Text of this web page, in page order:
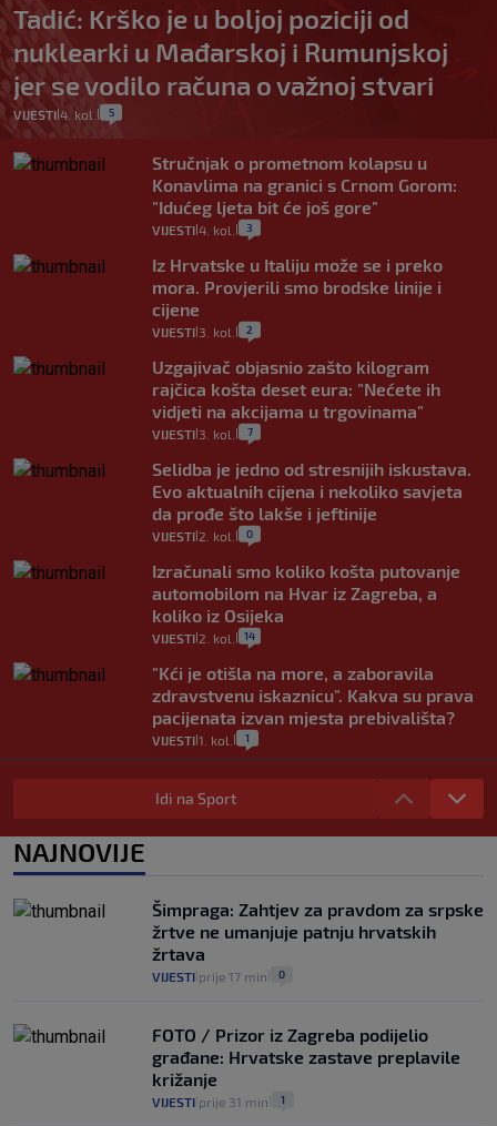
Tadić: Krško je u boljoj poziciji od
nuklearki u Mađarskoj i Rumunjskoj
jer se vodilo računa o važnoj stvari
VIJESTI|4. kol. 5
Stručnjak o prometnom kolapsu u
Konavlima na granici s Crnom Gorom:
"Idućeg ljeta bit će još gore"
VIJESTI 4. kol. 3
Iz Hrvatske u Italiju može se i preko
mora. Provjerili smo brodske linije i
cijene
VIJESTI 3. kol. 2
Uzgajivač objasnio zašto kilogram
rajčica košta deset eura: "Nećete ih
vidjeti na akcijama u trgovinama"
VIJESTI 3. kol. 7
Selidba je jedno od stresnijih iskustava.
Evo aktualnih cijena i nekoliko savjeta
da prođe što lakše i jeftinije
VIJESTI 2. kol. 0
Izračunali smo koliko košta putovanje
automobilom na Hvar iz Zagreba, a
koliko iz Osijeka
VIJESTI 2. kol. 14
"Kći je otišla na more, a zaboravila
zdravstvenu iskaznicu". Kakva su prava
pacijenata izvan mjesta prebivališta?
VIJESTI 1. kol. 1
Provjerili smo "što ćemo onda" ako
Plenković na 15 dana ukine mjere: "Ne bi
se dogodilo ništa. Vlada se zaljubila u te
intervencije"
Analitičar o Mostu: Oni su u yin-yang
poziciji i imaju drugog najpoznatijeg
bravara u povijesti Hrvatske
VIJESTI 30. srp.
Idi na Sport
NAJNOVIJE
Šimpraga: Zahtjev za pravdom za srpske
žrtve ne umanjuje patnju hrvatskih
žrtava
VIJESTI prije 17 min 0
FOTO / Prizor iz Zagreba podijelio
građane: Hrvatske zastave preplavile
križanje
VIJESTI prije 31 min 1